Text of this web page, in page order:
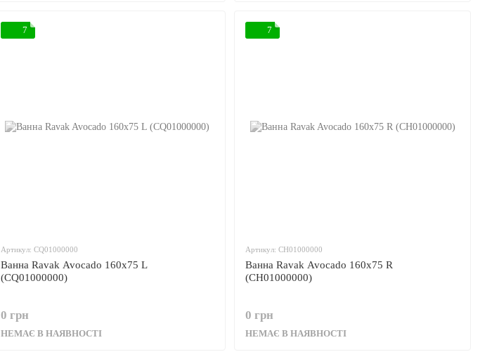
7
Артикул: CQ01000000
Ванна Ravak Avocado 160x75 L
(CQ01000000)
0 грн
НЕМАЄ В НАЯВНОСТІ
7
Артикул: CH01000000
Ванна Ravak Avocado 160x75 R
(CH01000000)
0 грн
НЕМАЄ В НАЯВНОСТІ